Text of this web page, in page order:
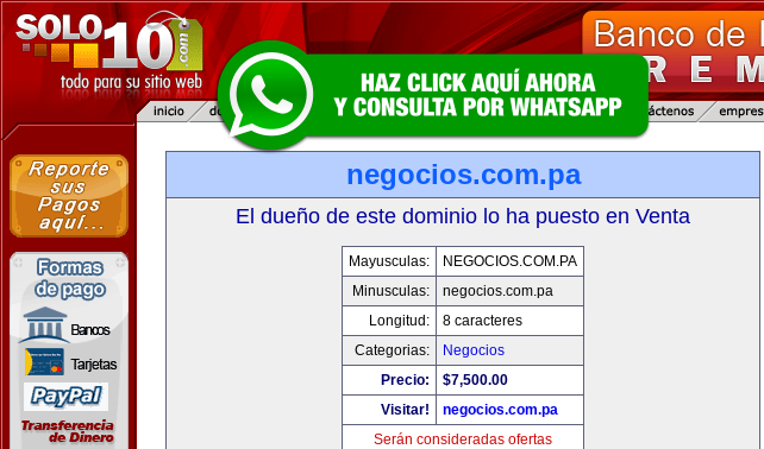
negocios.com.pa
El dueño de este dominio lo ha puesto en Venta
Mayusculas:
NEGOCIOS.COM.PA
Minusculas:
negocios.com.pa
Longitud:
8 caracteres
Categorias:
Negocios
Precio:
$7,500.00
Visitar!
negocios.com.pa
Serán consideradas ofertas